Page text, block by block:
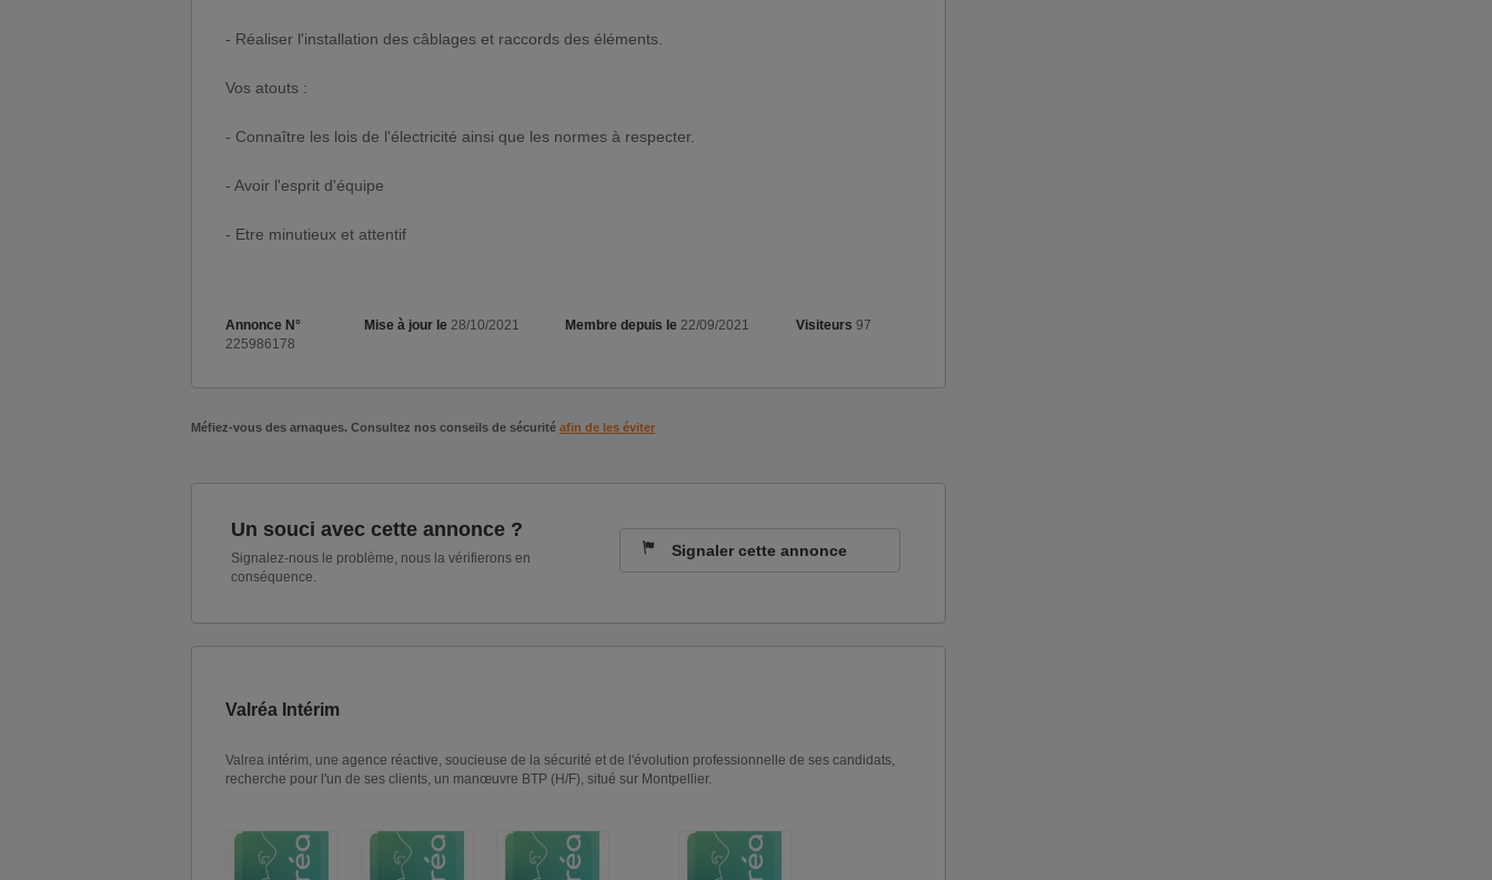
- Réaliser l'installation des câblages et raccords des éléments.
Vos atouts :
- Connaître les lois de l'électricité ainsi que les normes à respecter.
- Avoir l'esprit d'équipe
- Etre minutieux et attentif
Annonce N°
225986178
Mise à jour le 28/10/2021 Membre depuis le 22/09/2021 Visiteurs 97
Méfiez-vous des arnaques. Consultez nos conseils de sécurité afin de les éviter
Un souci avec cette annonce ?
Signalez-nous le problème, nous la vérifierons en
conséquence.
Signaler cette annonce
Valréa Intérim
Valrea intérim, une agence réactive, soucieuse de la sécurité et de l'évolution professionnelle de ses candidats,
recherche pour l'un de ses clients, un manœuvre BTP (H/F), situé sur Montpellier.